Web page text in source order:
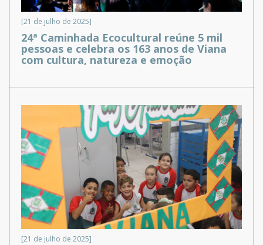
[21 de julho de 2025]
24ª Caminhada Ecocultural reúne 5 mil
pessoas e celebra os 163 anos de Viana
com cultura, natureza e emoção
[21 de julho de 2025]